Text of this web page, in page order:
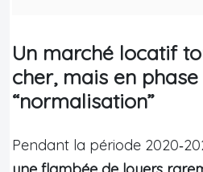
Un marché locatif
cher, mais en
“normalisation”
Pendant la période